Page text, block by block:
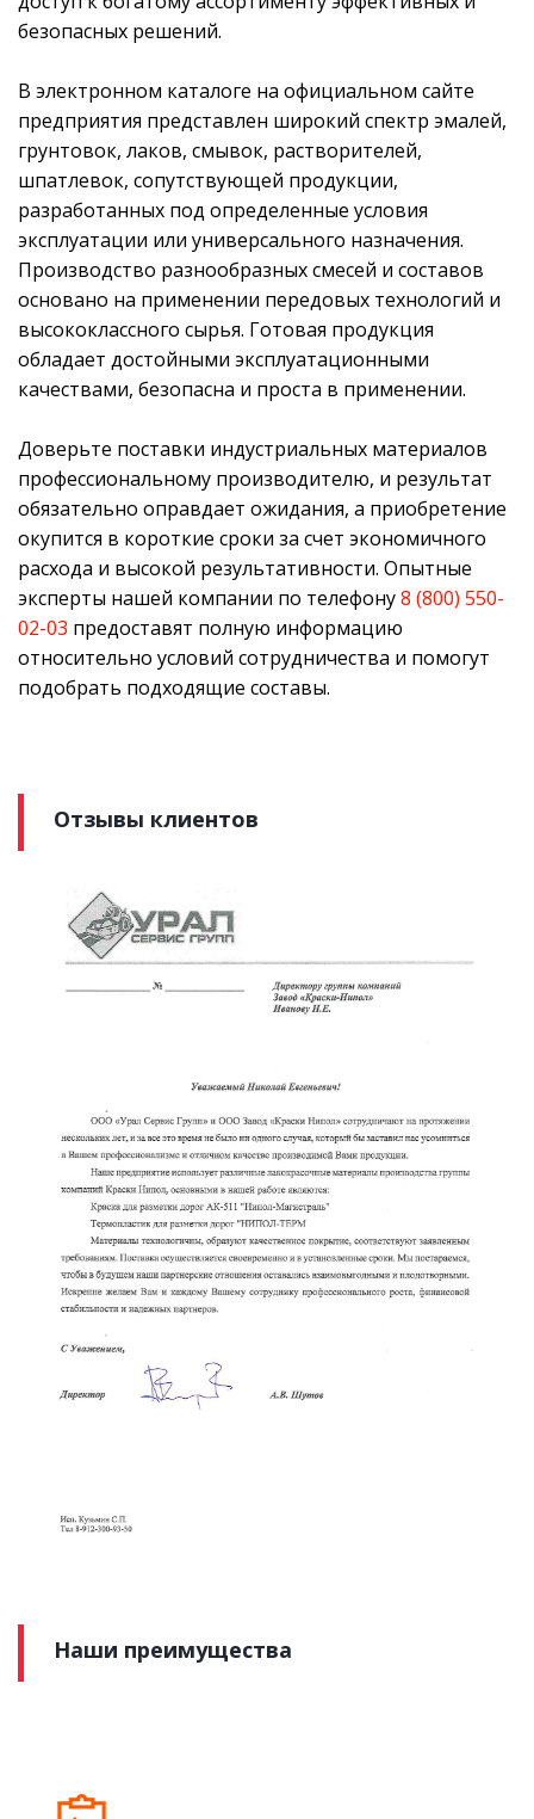
безопасных решений.
В электронном каталоге на официальном сайте
предприятия представлен широкий спектр эмалей,
грунтовок, лаков, смывок, растворителей,
шпатлевок, сопутствующей продукции,
разработанных под определенные условия
эксплуатации или универсального назначения.
Производство разнообразных смесей и составов
основано на применении передовых технологий и
высококлассного сырья. Готовая продукция
обладает достойными эксплуатационными
качествами, безопасна и проста в применении.
Доверьте поставки индустриальных материалов
профессиональному производителю, и результат
обязательно оправдает ожидания, а приобретение
окупится в короткие сроки за счет экономичного
расхода и высокой результативности. Опытные
эксперты нашей компании по телефону8 (800) 550-
02-03 предоставят полную информацию
относительно условий сотрудничества и помогут
подобрать подходящие составы.
Отзывы клиентов
Наши преимущества